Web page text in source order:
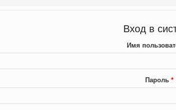
Вход в
Имя
Пароль *